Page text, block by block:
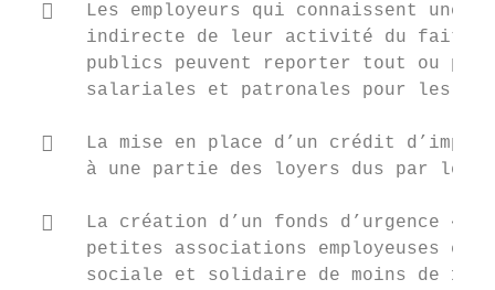
   Les employeurs qui connaissent une
indirecte de leur activité du fait
publics peuvent reporter tout ou
salariales et patronales pour les
   La mise en place d’un crédit
à une partie des loyers dus par
   La création d’un fonds d’urgence «
petites associations employeuses et
sociale et solidaire de moins de 10